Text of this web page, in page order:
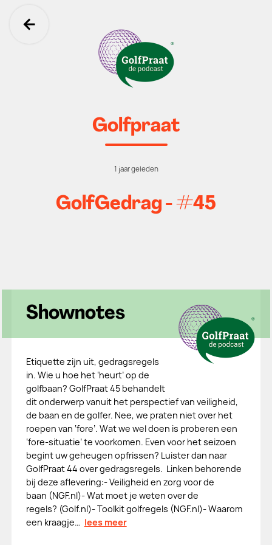
Ga terug
Golfpraat
1 jaar geleden
GolfGedrag - #45
Shownotes
Etiquette zijn uit, gedragsregels
in. Wie u hoe het ‘heurt’ op de
golfbaan? GolfPraat 45 behandelt
dit onderwerp vanuit het perspectief van veiligheid,
de baan en de golfer. Nee, we praten niet over het
roepen van ‘fore’. Wat we wel doen is proberen een
‘fore-situatie’ te voorkomen. Even voor het seizoen
begint uw geheugen opfrissen? Luister dan naar
GolfPraat 44 over gedragsregels. Linken behorende
bij deze aflevering:- Veiligheid en zorg voor de
baan (NGF.nl)- Wat moet je weten over de
regels? (Golf.nl)- Toolkit golfregels (NGF.nl)- Waarom
een kraagje… lees meer